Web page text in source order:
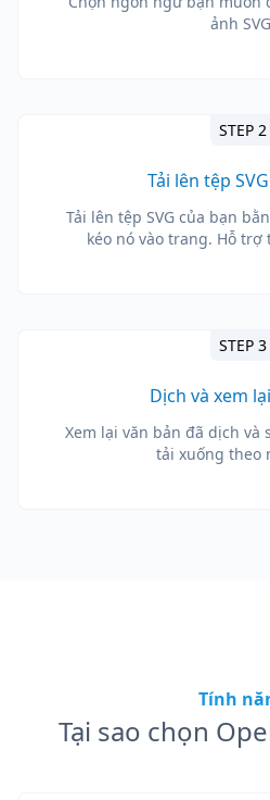
ảnh
STEP 2
Tải lên tệp
Tải lên tệp SVG của bạn
kéo nó vào trang. Hỗ trợ
STEP 3
Dịch và xem
Xem lại văn bản đã dịch và
tải xuống theo
Tính
Tại sao chọn